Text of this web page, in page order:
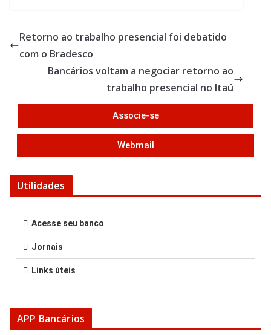
b
o
o
er e
Retorno ao trabalho presencial foi debatido
com o Bradesco
Bancários voltam a negociar retorno ao
trabalho presencial no Itaú
Associe-se
Webmail
Utilidades
Acesse seu banco
Jornais
Links úteis
APP Bancários